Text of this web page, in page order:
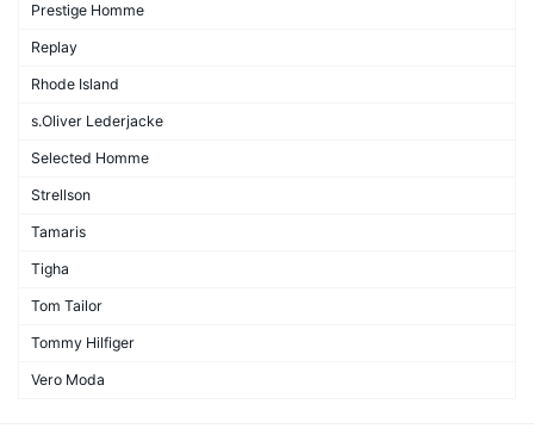
Prestige Homme
Replay
Rhode Island
s.Oliver Lederjacke
Selected Homme
Strellson
Tamaris
Tigha
Tom Tailor
Tommy Hilfiger
Vero Moda